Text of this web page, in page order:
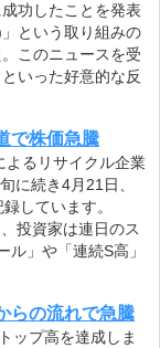
功したことを発表
という取り組みの
このニュースを受
いった好意的な反
で株価急騰
よるリサイクル企業
に続き4月21日、
しています。
投資家は連日のス
ル」や「連続S高」
らの流れで急騰
ップ高を達成しま